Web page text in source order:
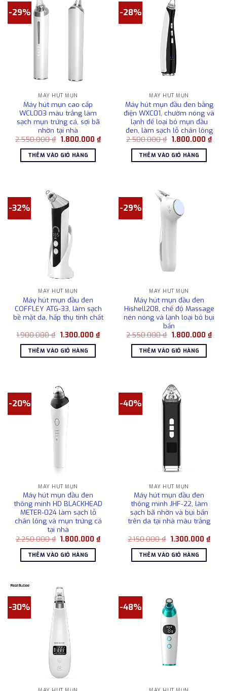
-29%
MÁY HÚT MỤN
Máy hút mụn cao cấp
WCL003 màu trắng làm
sạch mụn trứng cá, sợi bã
nhờn tại nhà
2.550.000₫ Giá
là:
2.550.000 ₫.
1.800.000 ₫Giá
THÊM VÀO GIỎ HÀNG
-28%
MÁY HÚT MỤN
Máy hút mụn đầu đen bằng
điện WXC01, chườm nóng và
lạnh để loại bỏ mụn đầu
đen, làm sạch lỗ chân lông
2.500.000₫ Giá
là:
2.500.000 ₫.
1.800.000 ₫Giá
THÊM VÀO GIỎ HÀNG
-32%
MÁY HÚT MỤN
Máy hút mụn đầu đen
COFFLEY ATG-33, làm sạch
bề mặt da, hấp thụ tinh chất
1.900.000₫ Giá
là:
1.900.000 ₫.
1.300.000 ₫Giá
hiện
1.300.000 ₫.
THÊM VÀO GIỎ HÀNG
-29%
MÁY HÚT MỤN
Máy hút mụn đầu đen
Hishell208, chế độ Massage
nén nóng và lạnh loại bỏ bụi
bẩn
2.550.000₫ Giá
là:
2.550.000 ₫.
1.800.000 ₫Giá
hiện
THÊM VÀO GIỎ HÀNG
-20%
MÁY HÚT MỤN
Máy hút mụn đầu đen
thông minh HD BLACKHEAD
METER-024 làm sạch lỗ
chân lông và mụn trứng cá
tại nhà
2.250.000₫ Giá
là:
2.250.000 ₫.
1.800.000₫Giá
hiện
1.800.000 ₫.
THÊM VÀO GIỎ HÀNG
-40%
MÁY HÚT MỤN
Máy hút mụn đầu đen
thông minh JHF-22, làm
sạch bã nhờn và bụi bẩn
trên da tại nhà màu trắng
2.150.000₫ Giá
là:
2.150.000 ₫.
1.300.000 ₫Giá
hiện
THÊM VÀO GIỎ HÀNG
-30% -48%